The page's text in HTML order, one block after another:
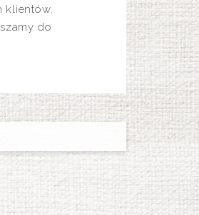
klientów.
do